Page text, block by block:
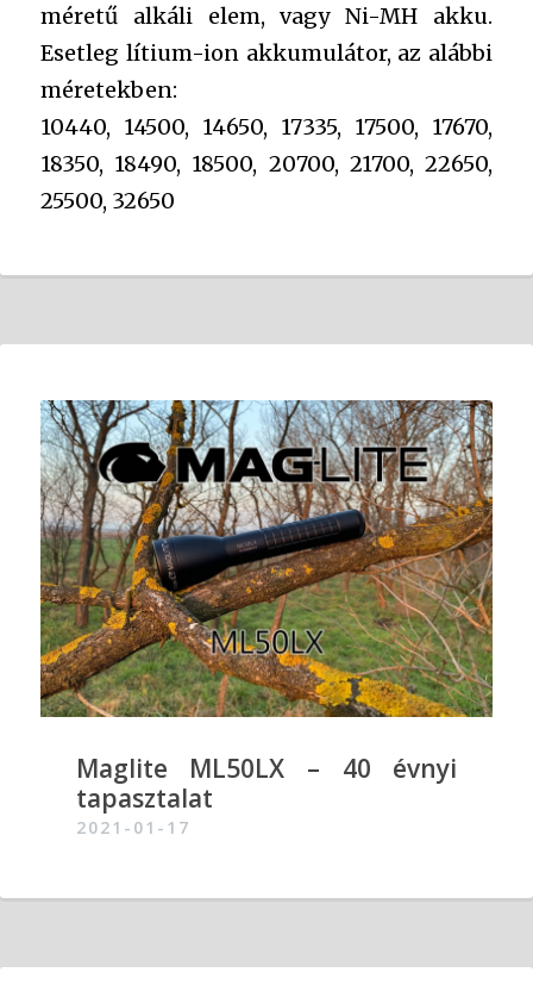
méretű alkáli elem, vagy Ni-MH akku.
Esetleg lítium-ion akkumulátor, az alábbi
méretekben:
10440, 14500, 14650, 17335, 17500, 17670,
18350, 18490, 18500, 20700, 21700, 22650,
25500, 32650
Maglite ML50LX – 40 évnyi
tapasztalat
2021-01-17